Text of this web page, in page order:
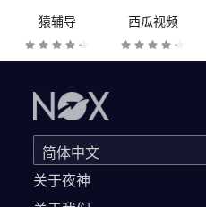
猿辅导 西瓜视频
关于夜神